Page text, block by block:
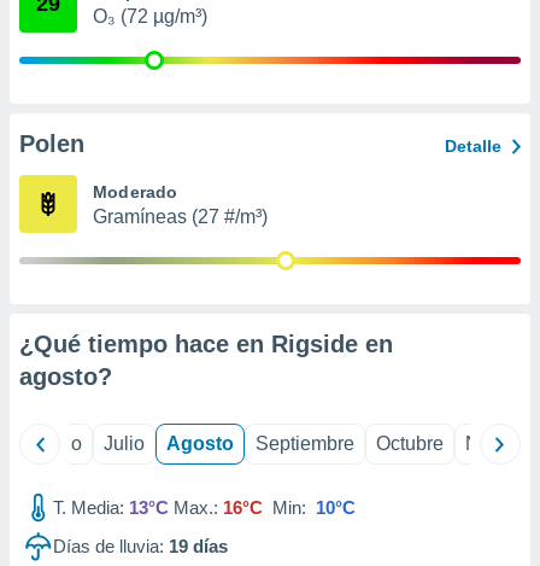
publicidad
de
1199
O₃ (72 µg/m³)
Polen Detalle
Moderado
Gramíneas (27 #/m³)
¿Qué tiempo hace en Rigside en
agosto?
Junio Julio Agosto Septiembre Octubre
T. Media: 13°C Max.: 16°C Min: 10°C
Días de lluvia: 19 días